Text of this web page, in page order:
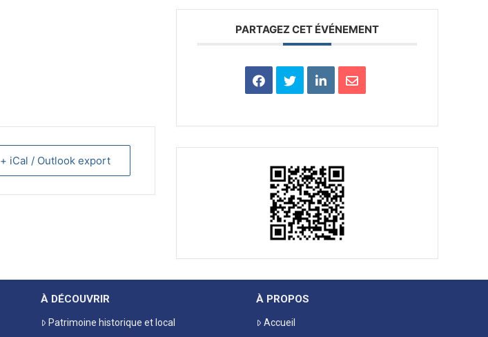
+ iCal / Outlook export
PARTAGEZ CET ÉVÉNEMENT
À DÉCOUVRIR
Patrimoine historique et local
À PROPOS
Accueil